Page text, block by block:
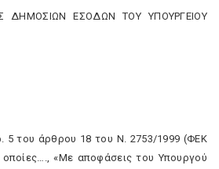
ΔΗΜΟΣΙΩΝ ΕΣΟΔΩΝ ΤΟΥ ΥΠΟΥΡΓΕΙΟΥ
5 του άρθρου 18 του Ν. 2753/1999 (ΦΕΚ
«Με αποφάσεις του Υπουργού